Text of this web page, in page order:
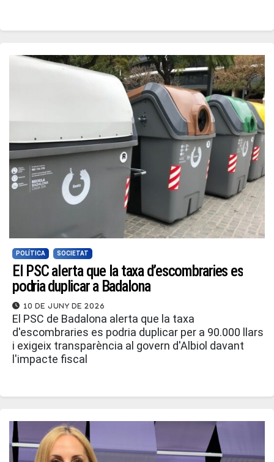
POLÍTICA SOCIETAT
El PSC alerta que la taxa d’escombraries es
podria duplicar a Badalona
10 de juny de 2026
El PSC de Badalona alerta que la taxa
d'escombraries es podria duplicar per a 90.000 llars
i exigeix transparència al govern d'Albiol davant
l'impacte fiscal